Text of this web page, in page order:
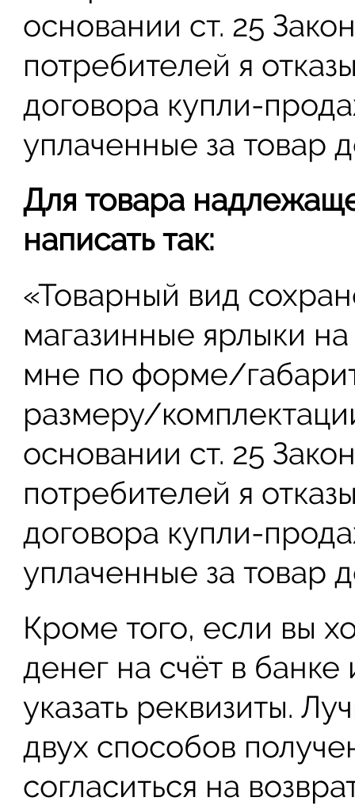
основании ст. 25
потребителей я
договора купли-
уплаченные за товар
Для товара
написать так:
«Товарный вид
магазинные ярлыки
мне по форме/
размеру/
основании ст. 25
потребителей я
договора купли-
уплаченные за товар
Кроме того, если вы
денег на счёт в
указать реквизиты.
двух способов
согласиться на